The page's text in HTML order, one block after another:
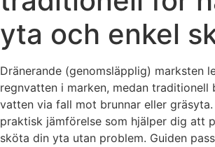
yta och enkel
Dränerande (genomsläpplig) marksten
regnvatten i marken, medan traditionell
vatten via fall mot brunnar eller
praktisk jämförelse som hjälper dig att
sköta din yta utan problem. Guiden